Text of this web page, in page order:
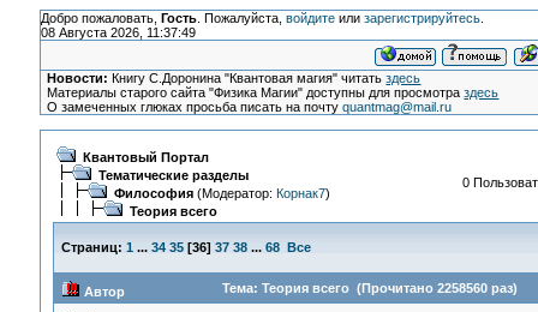
Добро пожаловать, Гость. Пожалуйста, войдитеили зарегистрируйтесь.
08 Августа 2026, 11:37:49
Новости: Книгу С.Доронина "Квантовая магия" читатьздесь
Материалы старого сайта "Физика Магии" доступны для просмотраздесь
О замеченных глюках просьба писать на почтуquantmag@mail.ru
Квантовый Портал
Тематические разделы
Философия(Модератор: Корнак7)
Теория всего
0
Страниц: 1 ... 34 35[36] 37 38 ... 68 Все
Автор Тема: Теория всего (Прочитано 2258560 раз)